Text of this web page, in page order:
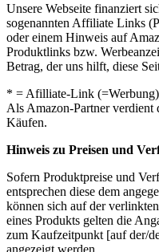
Unsere Webseite finanziert
sogenannten Affiliate Links
oder einem Hinweis auf
Produktlinks bzw.
Betrag, der uns hilft, diese
* = Afilliate-Link (=Werbung)
Als Amazon-Partner verdient
Käufen.
Hinweis zu Preisen und
Sofern Produktpreise und
entsprechen diese dem
können sich auf der
eines Produkts gelten die
zum Kaufzeitpunkt [auf der/
angezeigt werden.